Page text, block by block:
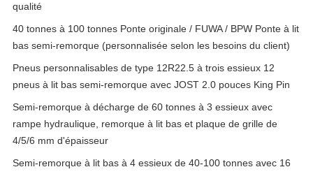
qualité
40 tonnes à 100 tonnes Ponte originale / FUWA / BPW Ponte à lit
bas semi-remorque (personnalisée selon les besoins du client)
Pneus personnalisables de type 12R22.5 à trois essieux 12
pneus à lit bas semi-remorque avec JOST 2.0 pouces King Pin
Semi-remorque à décharge de 60 tonnes à 3 essieux avec
rampe hydraulique, remorque à lit bas et plaque de grille de
4/5/6 mm d'épaisseur
Semi-remorque à lit bas à 4 essieux de 40-100 tonnes avec 16